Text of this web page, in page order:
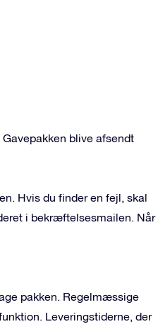
blive afsendt
Hvis du finder en fejl, skal
i bekræftelsesmailen. Når
pakken. Regelmæssige
Leveringstiderne, der